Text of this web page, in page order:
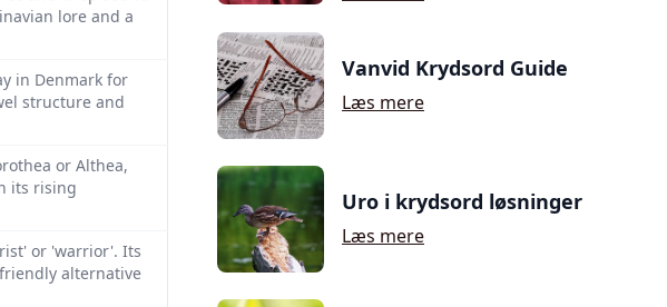
lore and a
in Denmark for
structure and
or Althea,
its rising
or 'warrior'. Its
alternative
Vanvid Krydsord Guide
Læs mere
Uro i krydsord løsninger
Læs mere